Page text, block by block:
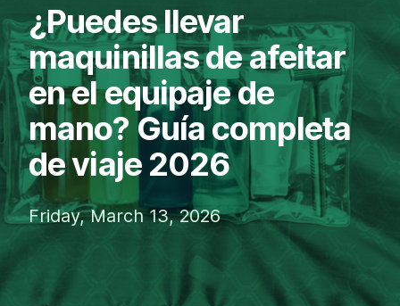
¿Puedes llevar
maquinillas de afeitar
en el equipaje de
mano? Guía completa
de viaje 2026
Friday, March 13, 2026